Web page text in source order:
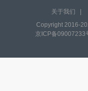
关于我们
Copyright 2016-
京ICP备09007233